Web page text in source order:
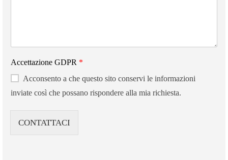
Accettazione GDPR *
Acconsento a che questo sito conservi le informazioni
inviate così che possano rispondere alla mia richiesta.
CONTATTACI